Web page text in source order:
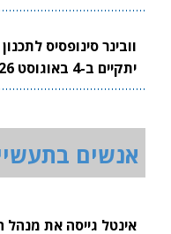
יתקיים ב-4 באוגוסט 2026
אנשים
אינטל גייסה את מנהל